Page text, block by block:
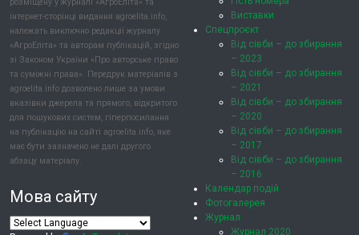
інтернет-сторінці видання agroelita.info,
належать виключно редакції журналу
«АгроЕліта» та авторам публікацій, згідно
зі Законом України «Про авторське право
та суміжні права». Передрук матеріалів з
agroelita.info дозволено лише за умови
вказівки джерела та прямого, відкритого
для пошукових систем, гіперпосилання
на публікацію на сайті agroelita.info, яке
має бути зазначено не далі другого
абзацу матеріалу.
Мова сайту
Виставки
Спецпроєкт
Від сівби – до збирання
– 2023
Від сівби – до збирання
– 2021
Від сівби – до збирання
– 2020
Від сівби – до збирання
– 2017
Від сівби – до збирання
– 2016
Календар подій
Фотогалерея
Журнал
Журнал 2020